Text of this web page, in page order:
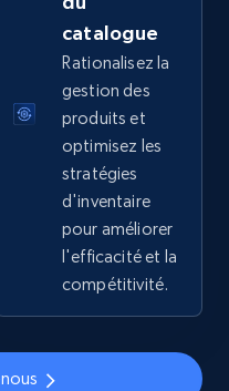
Currency, Initial
and more.
Commencer
shop products
Currency, Initial
and more.
Commencer
catalogue
Rationalisez la
gestion des
produits et
optimisez les
stratégies
d'inventaire
pour améliorer
l'efficacité et la
compétitivité.